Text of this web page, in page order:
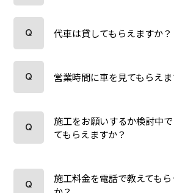
代車は貸してもらえますか？
営業時間に車を見てもらえま
施工をお願いするか検討中
てもらえますか？
施工料金を電話で教えても